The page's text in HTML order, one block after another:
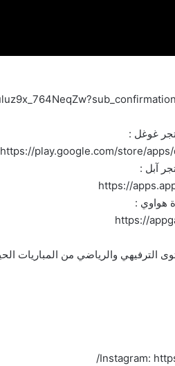
https://play.google.com/store/
https://
https://
Instagram: